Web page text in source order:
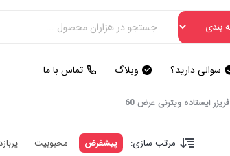
سوالی دارید؟ وبلاگ تماس با ما
فریزر ایستاده ویترنی عرض 60
مرتب سازی: پیشفرض محبوبیت